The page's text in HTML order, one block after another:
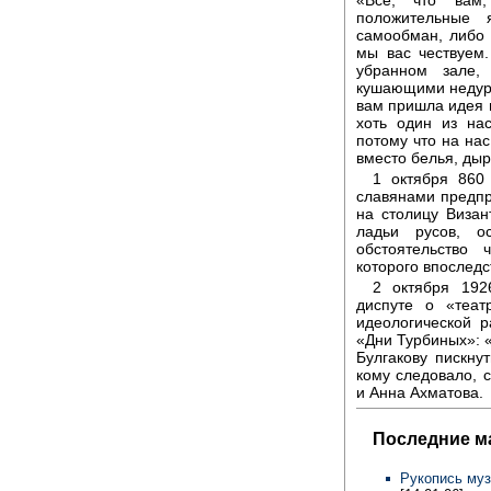
самообман, либо
мы вас
убранном
кушающими
вам пришла идея
хоть один из
потому что на
вместо белья,
1 октября 860
славянами
на столицу
ладьи русов,
которого
2 октября
диспуте о
идеологической
«Дни Турбиных»:
Булгакову
кому следовало,
и Анна Ахматова.
Последние
Рукопись